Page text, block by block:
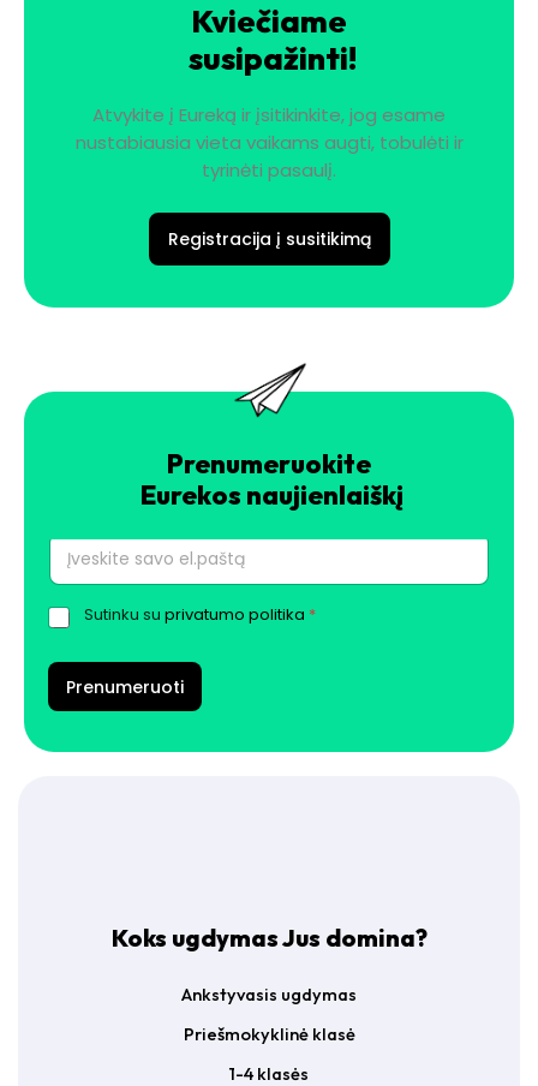
Kviečiame
susipažinti!
Atvykite į Eureką ir įsitikinkite, jog esame
nustabiausia vieta vaikams augti, tobulėti ir
tyrinėti pasaulį.
Registracija į susitikimą
Prenumeruokite
Eurekos naujienlaiškį
l
.
p
a
t
s
G
P
A
r
Sutinku su privatumo politika *
Prenumeruoti
Koks ugdymas Jus domina?
Ankstyvasis ugdymas
Priešmokyklinė klasė
1-4 klasės